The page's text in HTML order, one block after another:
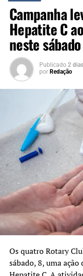
Campanha
Hepatite C
neste sábado
Publicado 2
por Redação
Os quatro Rotary
sábado, 8, uma